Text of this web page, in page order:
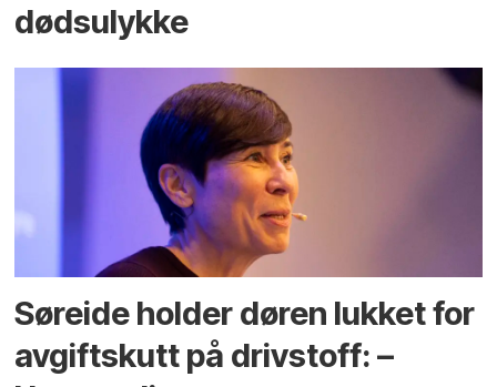
dødsulykke
Søreide holder døren lukket for
avgiftskutt på drivstoff: –